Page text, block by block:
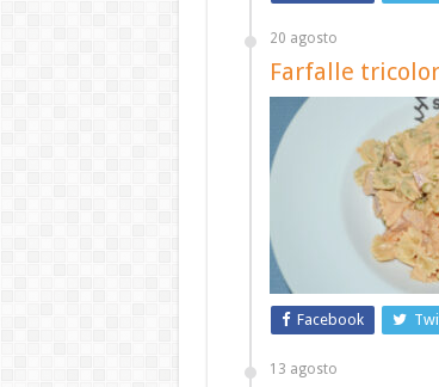
20 agosto
Farfalle
Facebook
13 agosto